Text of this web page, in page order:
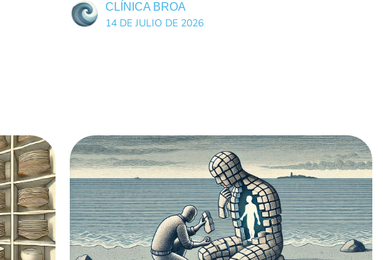
CLÍNICA BROA
14 DE JULIO DE 2026